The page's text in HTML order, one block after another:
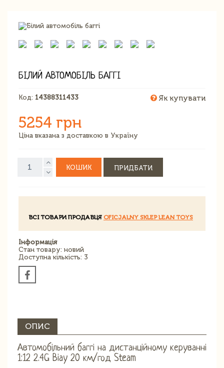
БІЛИЙ АВТОМОБІЛЬ БАГГІ
Код: 14388311433 Як купувати
5254 грн
Ціна вказана з доставкою в Україну
КОШИК ПРИДБАТИ
ВСІ ТОВАРИ ПРОДАВЦЯ OFICJALNY SKLEP LEAN TOYS
Інформація
Стан товару: новий
Доступна кількість: 3
ОПИС
Автомобільний баггі на дистанційному керуванні
1:12 2.4G Biay 20 км/год Steam